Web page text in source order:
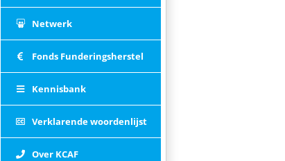
Netwerk
Fonds Funderingsherstel
Kennisbank
Verklarende woordenlijst
Over KCAF